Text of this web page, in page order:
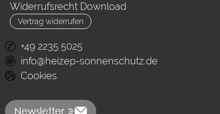
Widerrufsrecht Download
Vertrag widerrufen
+49 2235 5025
info@heizep-sonnenschutz.de
Cookies